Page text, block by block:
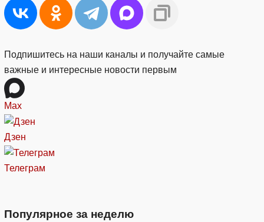
Подпишитесь на наши каналы и получайте самые
важные и интересные новости первым
Max
Дзен
Телеграм
Популярное за неделю